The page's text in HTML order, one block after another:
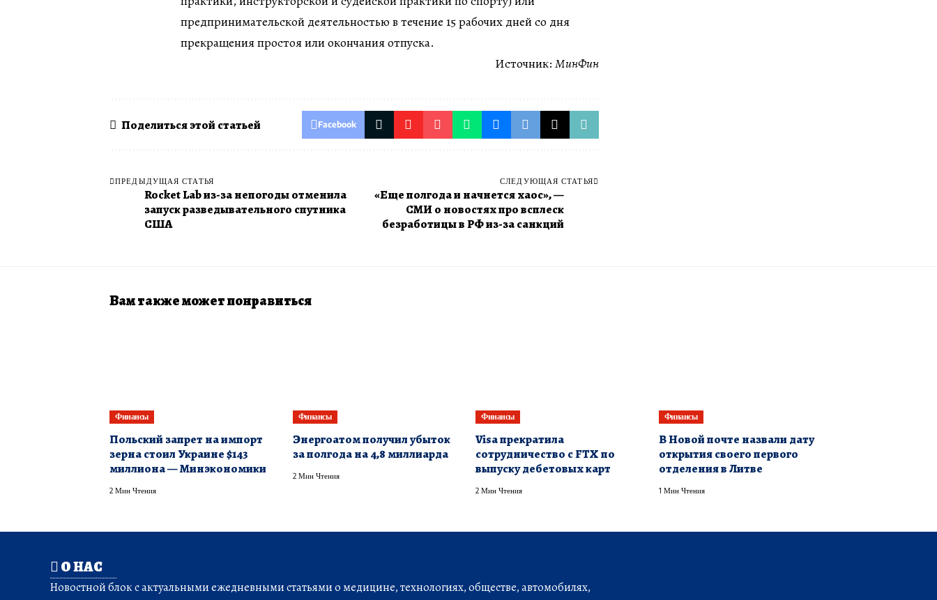
предпринимательской деятельностью в течение 15 рабочих дней со дня
прекращения простоя или окончания отпуска.
Источник: МинФин
Поделиться этой статьей Facebook
ПРЕДЫДУЩАЯ СТАТЬЯ
Rocket Lab из-за непогоды отменила
запуск разведывательного спутника
США
СЛЕДУЮЩАЯ СТАТЬЯ
«Еще полгода и начнется хаос», —
СМИ о новостях про всплеск
безработицы в РФ из-за санкций
Вам также может понравиться
Финансы
Польский запрет на импорт
зерна стоил Украине $143
миллиона — Минэкономики
2 Мин Чтения
Финансы
Энергоатом получил убыток
за полгода на 4,8 миллиарда
2 Мин Чтения
Финансы
Visa прекратила
сотрудничество с FTX по
выпуску дебетовых карт
2 Мин Чтения
Финансы
В Новой почте назвали дату
открытия своего первого
отделения в Литве
1 Мин Чтения
О НАС
Новостной блок с актуальными ежедневными статьями о медицине, технологиях, обществе, автомобилях,